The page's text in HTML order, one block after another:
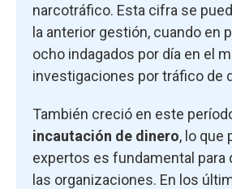
narcotráfico. Esta cifra se
la anterior gestión, cuando en
ocho indagados por día en el
investigaciones por tráfico de
También creció en este
incautación de dinero, lo que
expertos es fundamental para
las organizaciones. En los